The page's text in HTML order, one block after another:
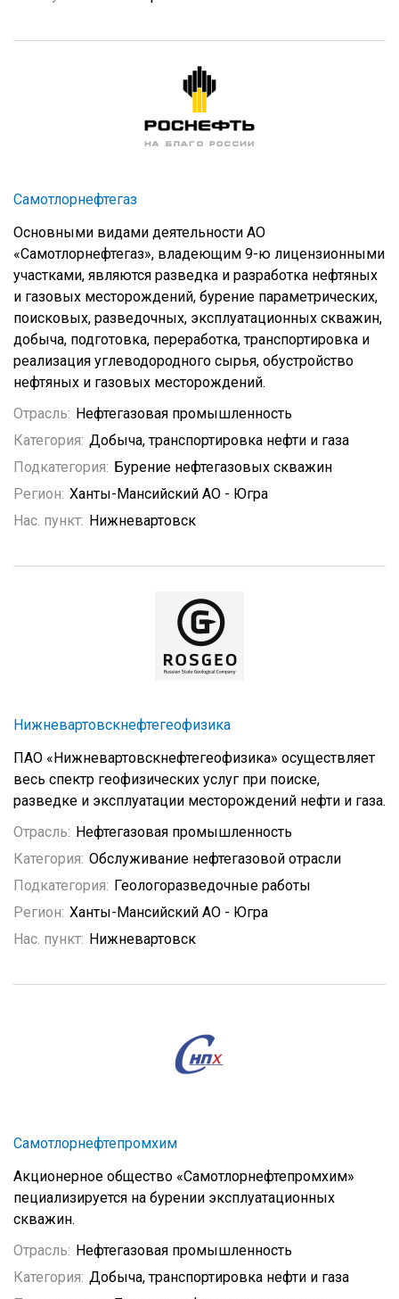
Самотлорнефтегаз
Основными видами деятельности АО
«Самотлорнефтегаз», владеющим 9-ю лицензионными
участками, являются разведка и разработка нефтяных
и газовых месторождений, бурение параметрических,
поисковых, разведочных, эксплуатационных скважин,
добыча, подготовка, переработка, транспортировка и
реализация углеводородного сырья, обустройство
нефтяных и газовых месторождений.
Отрасль: Нефтегазовая промышленность
Категория: Добыча, транспортировка нефти и газа
Подкатегория: Бурение нефтегазовых скважин
Регион: Ханты-Мансийский АО - Югра
Нас. пункт: Нижневартовск
Нижневартовскнефтегеофизика
ПАО «Нижневартовскнефтегеофизика» осуществляет
весь спектр геофизических услуг при поиске,
разведке и эксплуатации месторождений нефти и газа.
Отрасль: Нефтегазовая промышленность
Категория: Обслуживание нефтегазовой отрасли
Подкатегория: Геологоразведочные работы
Регион: Ханты-Мансийский АО - Югра
Нас. пункт: Нижневартовск
Самотлорнефтепромхим
Акционерное общество «Самотлорнефтепромхим»
пециализируется на бурении эксплуатационных
скважин.
Отрасль: Нефтегазовая промышленность
Категория: Добыча, транспортировка нефти и газа